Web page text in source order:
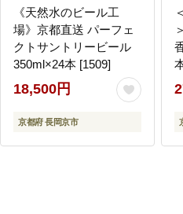
《天然水のビール工
場》京都直送 パーフェ
クトサントリービール
350ml×24本 [1509]
18,500円
京都府 長岡京市